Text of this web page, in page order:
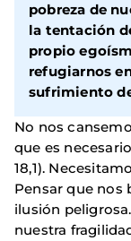
pobreza de
la tentación
propio
refugiarnos
sufrimiento
No nos
que es
18,1).
Pensar que nos
ilusión
nuestra